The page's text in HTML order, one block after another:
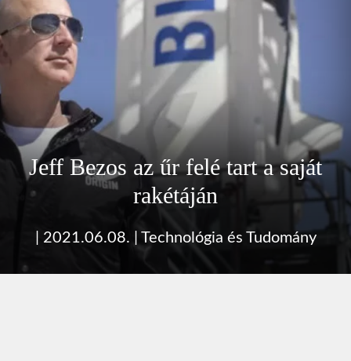
Jeff Bezos az űr felé tart a saját
rakétáján
2021.06.08. Technológia és Tudomány